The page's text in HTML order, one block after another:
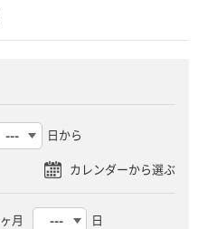
日から
ヶ月 日